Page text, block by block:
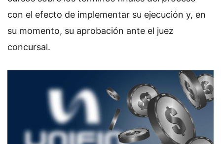
con el efecto de implementar su ejecución y, en
su momento, su aprobación ante el juez
concursal.